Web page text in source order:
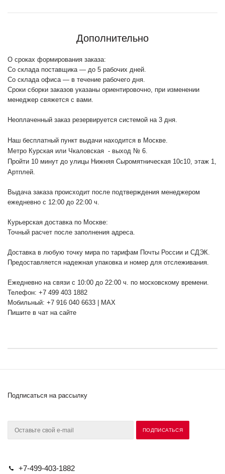
Дополнительно
О сроках формирования заказа:
Со склада поставщика — до 5 рабочих дней.
Со склада офиса — в течение рабочего дня.
Сроки сборки заказов указаны ориентировочно, при изменении
менеджер свяжется с вами.
Неоплаченный заказ резервируется системой на 3 дня.
Наш бесплатный пункт выдачи находится в Москве.
Метро Курская или Чкаловская - выход № 6.
Пройти 10 минут до улицы Нижняя Сыромятническая 10с10, этаж 1,
Артплей.
Выдача заказа происходит после подтверждения менеджером
ежедневно с 12:00 до 22:00 ч.
Курьерская доставка по Москве:
Точный расчет после заполнения адреса.
Доставка в любую точку мира по тарифам Почты России и СДЭК.
Предоставляется надежная упаковка и номер для отслеживания.
Ежедневно на связи с 10:00 до 22:00 ч. по московскому времени.
Телефон: +7 499 403 1882
Мобильный: +7 916 040 6633 | MAX
Пишите в чат на сайте
Подписаться на рассылку
+7-499-403-1882